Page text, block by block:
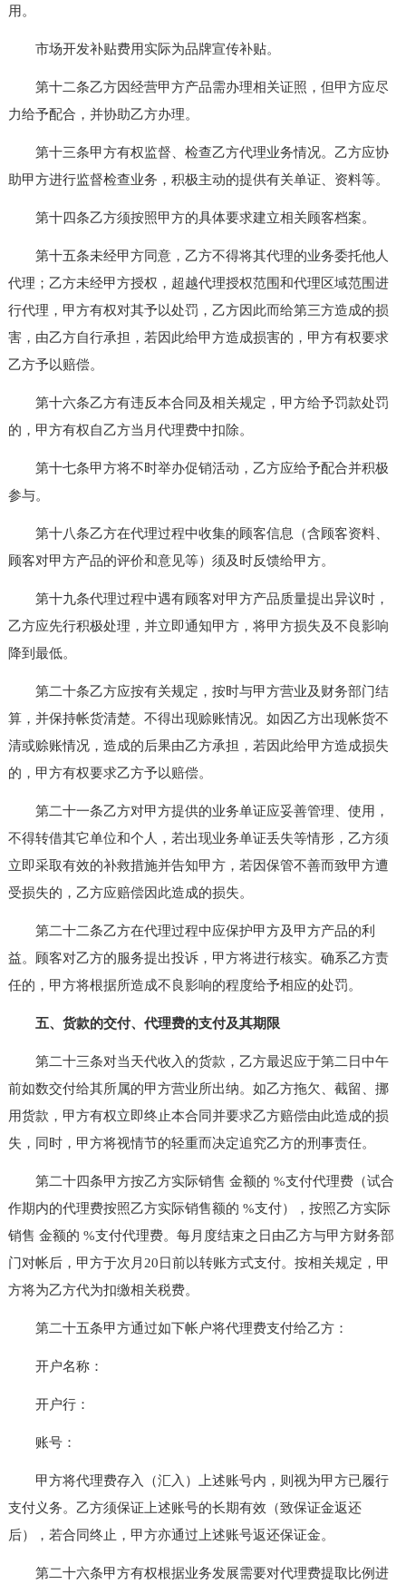
用。
市场开发补贴费用实际为品牌宣传补贴。
第十二条乙方因经营甲方产品需办理相关证照，但甲方应尽
力给予配合，并协助乙方办理。
第十三条甲方有权监督、检查乙方代理业务情况。乙方应协
助甲方进行监督检查业务，积极主动的提供有关单证、资料等。
第十四条乙方须按照甲方的具体要求建立相关顾客档案。
第十五条未经甲方同意，乙方不得将其代理的业务委托他人
代理；乙方未经甲方授权，超越代理授权范围和代理区域范围进
行代理，甲方有权对其予以处罚，乙方因此而给第三方造成的损
害，由乙方自行承担，若因此给甲方造成损害的，甲方有权要求
乙方予以赔偿。
第十六条乙方有违反本合同及相关规定，甲方给予罚款处罚
的，甲方有权自乙方当月代理费中扣除。
第十七条甲方将不时举办促销活动，乙方应给予配合并积极
参与。
第十八条乙方在代理过程中收集的顾客信息（含顾客资料、
顾客对甲方产品的评价和意见等）须及时反馈给甲方。
第十九条代理过程中遇有顾客对甲方产品质量提出异议时，
乙方应先行积极处理，并立即通知甲方，将甲方损失及不良影响
降到最低。
第二十条乙方应按有关规定，按时与甲方营业及财务部门结
算，并保持帐货清楚。不得出现赊账情况。如因乙方出现帐货不
清或赊账情况，造成的后果由乙方承担，若因此给甲方造成损失
的，甲方有权要求乙方予以赔偿。
第二十一条乙方对甲方提供的业务单证应妥善管理、使用，
不得转借其它单位和个人，若出现业务单证丢失等情形，乙方须
立即采取有效的补救措施并告知甲方，若因保管不善而致甲方遭
受损失的，乙方应赔偿因此造成的损失。
第二十二条乙方在代理过程中应保护甲方及甲方产品的利
益。顾客对乙方的服务提出投诉，甲方将进行核实。确系乙方责
任的，甲方将根据所造成不良影响的程度给予相应的处罚。
五、货款的交付、代理费的支付及其期限
第二十三条对当天代收入的货款，乙方最迟应于第二日中午
前如数交付给其所属的甲方营业所出纳。如乙方拖欠、截留、挪
用货款，甲方有权立即终止本合同并要求乙方赔偿由此造成的损
失，同时，甲方将视情节的轻重而决定追究乙方的刑事责任。
第二十四条甲方按乙方实际销售 金额的 %支付代理费（试合
作期内的代理费按照乙方实际销售额的 %支付），按照乙方实际
销售 金额的 %支付代理费。每月度结束之日由乙方与甲方财务部
门对帐后，甲方于次月20日前以转账方式支付。按相关规定，甲
方将为乙方代为扣缴相关税费。
第二十五条甲方通过如下帐户将代理费支付给乙方：
开户名称：
开户行：
账号：
甲方将代理费存入（汇入）上述账号内，则视为甲方已履行
支付义务。乙方须保证上述账号的长期有效（致保证金返还
后），若合同终止，甲方亦通过上述账号返还保证金。
第二十六条甲方有权根据业务发展需要对代理费提取比例进